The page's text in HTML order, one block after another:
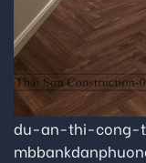
du-an-thi-cong-